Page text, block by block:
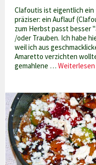
Clafoutis ist eigentlich
präziser: ein Auflauf
zum Herbst passt besser
/oder Trauben. Ich habe
weil ich aus
Amaretto verzichten
gemahlene …Weiterlesen